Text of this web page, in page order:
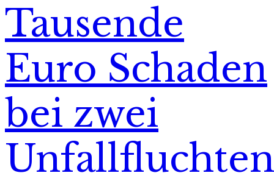
Tausende
Euro Schaden
bei zwei
Unfallfluchten